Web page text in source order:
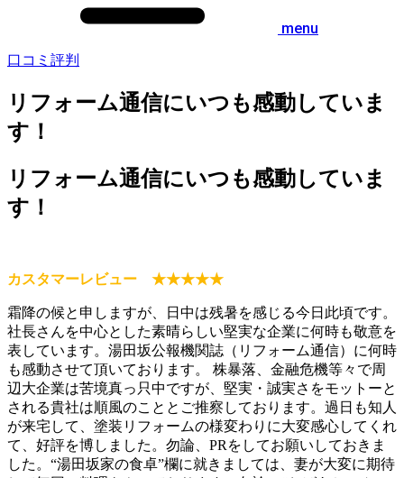
menu
口コミ評判
リフォーム通信にいつも感動していま
す！
リフォーム通信にいつも感動していま
す！
カスタマーレビュー ★★★★★
霜降の候と申しますが、日中は残暑を感じる今日此頃です。
社長さんを中心とした素晴らしい堅実な企業に何時も敬意を
表しています。湯田坂公報機関誌（リフォーム通信）に何時
も感動させて頂いております。 株暴落、金融危機等々で周
辺大企業は苦境真っ只中ですが、堅実・誠実さをモットーと
される貴社は順風のこととご推察しております。過日も知人
が来宅して、塗装リフォームの様変わりに大変感心してくれ
て、好評を博しました。勿論、PRをしてお願いしておきま
した。“湯田坂家の食卓”欄に就きましては、妻が大変に期待